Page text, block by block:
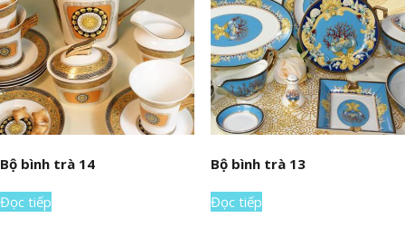
Bộ bình trà 14
Đọc tiếp
Bộ bình trà 13
Đọc tiếp